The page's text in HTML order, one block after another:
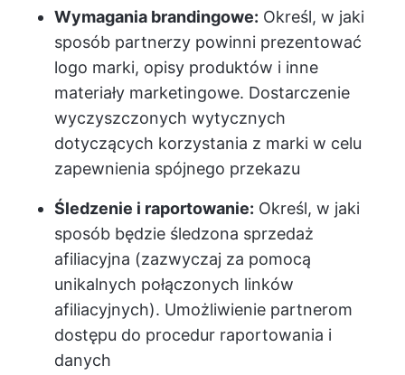
Wymagania brandingowe: Określ, w jaki
sposób partnerzy powinni prezentować
logo marki, opisy produktów i inne
materiały marketingowe. Dostarczenie
wyczyszczonych wytycznych
dotyczących korzystania z marki w celu
zapewnienia spójnego przekazu
Śledzenie i raportowanie: Określ, w jaki
sposób będzie śledzona sprzedaż
afiliacyjna (zazwyczaj za pomocą
unikalnych połączonych linków
afiliacyjnych). Umożliwienie partnerom
dostępu do procedur raportowania i
danych